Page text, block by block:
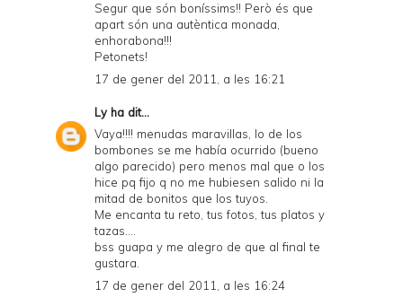
Segur que són boníssims!! Però és que
apart són una autèntica monada,
enhorabona!!!
Petonets!
17 de gener del 2011, a les 16:21
Lyha dit...
Vaya!!!! menudas maravillas, lo de los
bombones se me había ocurrido (bueno
algo parecido) pero menos mal que o los
hice pq fijo q no me hubiesen salido ni la
mitad de bonitos que los tuyos.
Me encanta tu reto, tus fotos, tus platos y
tazas....
bss guapa y me alegro de que al final te
gustara.
17 de gener del 2011, a les 16:24